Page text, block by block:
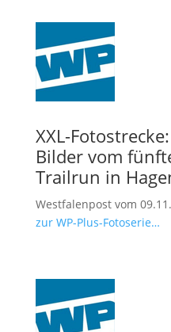
XXL-
Bilder vom
Trailrun in
Westfalenpost vom
zur WP-Plus-Fotoserie…